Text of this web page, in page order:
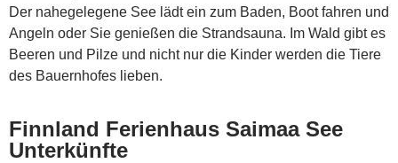
Der nahegelegene See lädt ein zum Baden, Boot fahren und
Angeln oder Sie genießen die Strandsauna. Im Wald gibt es
Beeren und Pilze und nicht nur die Kinder werden die Tiere
des Bauernhofes lieben.
Finnland Ferienhaus Saimaa See
Unterkünfte